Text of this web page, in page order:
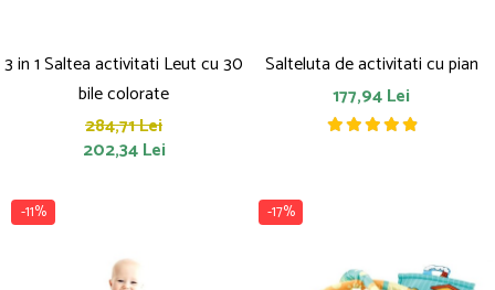
3 in 1 Saltea activitati Leut cu 30
bile colorate
284,71 Lei
202,34 Lei
Salteluta de activitati cu pian
177,94 Lei
-11% -17%